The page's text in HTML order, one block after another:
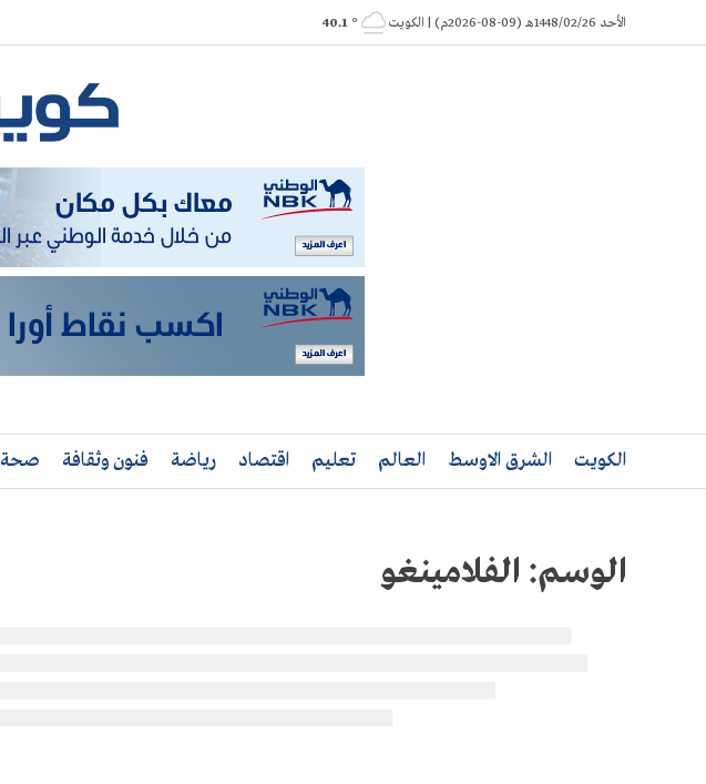
to
الأحد 1448/02/26هـ (09-08-2026م) | الكويت ° 40.1
الكويت الشرق الاوسط العالم تعليم اقتصاد رياضة فنون وثقافة صحة
الوسم: الفلامينغو